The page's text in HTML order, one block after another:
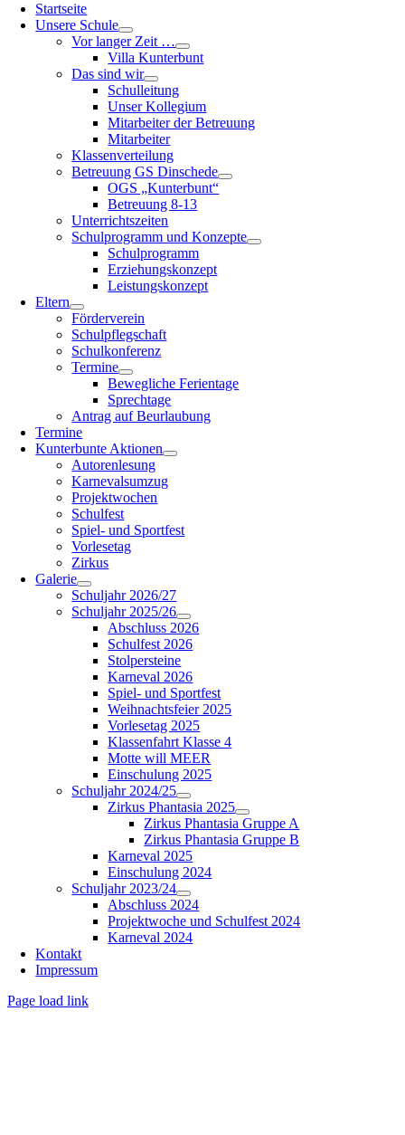
Startseite
Unsere Schule
Vor langer Zeit …
Villa Kunterbunt
Das sind wir
Schulleitung
Unser Kollegium
Mitarbeiter der Betreuung
Mitarbeiter
Klassenverteilung
Betreuung GS Dinschede
OGS „Kunterbunt“
Betreuung 8-13
Unterrichtszeiten
Schulprogramm und Konzepte
Schulprogramm
Erziehungskonzept
Leistungskonzept
Eltern
Förderverein
Schulpflegschaft
Schulkonferenz
Termine
Bewegliche Ferientage
Sprechtage
Antrag auf Beurlaubung
Termine
Kunterbunte Aktionen
Autorenlesung
Karnevalsumzug
Projektwochen
Schulfest
Spiel- und Sportfest
Vorlesetag
Zirkus
Galerie
Schuljahr 2026/27
Schuljahr 2025/26
Abschluss 2026
Schulfest 2026
Stolpersteine
Karneval 2026
Spiel- und Sportfest
Weihnachtsfeier 2025
Vorlesetag 2025
Klassenfahrt Klasse 4
Motte will MEER
Einschulung 2025
Schuljahr 2024/25
Zirkus Phantasia 2025
Zirkus Phantasia Gruppe A
Zirkus Phantasia Gruppe B
Karneval 2025
Einschulung 2024
Schuljahr 2023/24
Abschluss 2024
Projektwoche und Schulfest 2024
Karneval 2024
Kontakt
Impressum
Page load link